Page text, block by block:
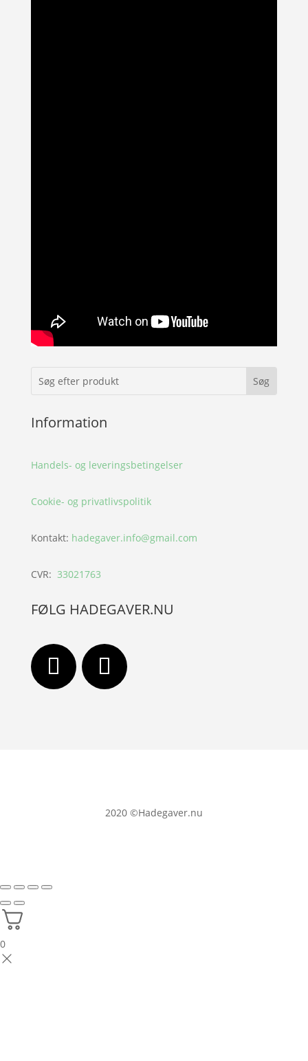
Information
Handels- og leveringsbetingelser
Cookie- og privatlivspolitik
Kontakt: hadegaver.info@gmail.com
CVR: 33021763
FØLG HADEGAVER.NU
2020 ©Hadegaver.nu
0